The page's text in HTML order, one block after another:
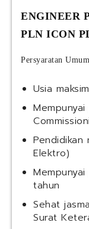
ENGINEER
PLN ICON
Persyaratan
Usia
Pendidikan
Elektro)
tahun
Sehat
Surat